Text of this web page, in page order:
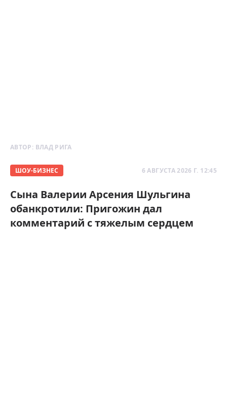
АВТОР: ВЛАД РИГА
ШОУ-БИЗНЕС 6 АВГУСТА 2026 Г. 12:45
Сына Валерии Арсения Шульгина
обанкротили: Пригожин дал
комментарий с тяжелым сердцем